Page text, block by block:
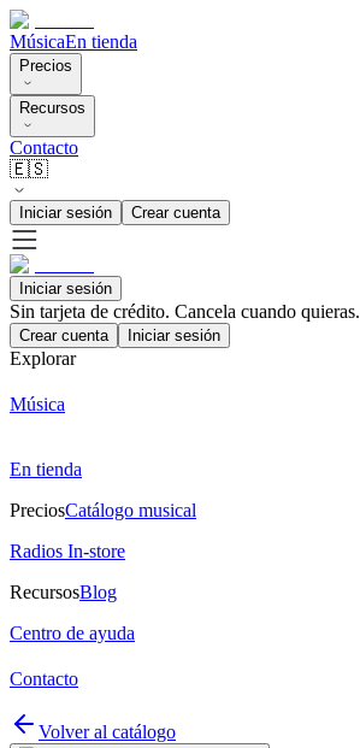
MúsicaEn tienda
Precios
Recursos
Contacto
🇪🇸
Iniciar sesión Crear cuenta
Iniciar sesión
Sin tarjeta de crédito. Cancela cuando quieras.
Crear cuenta Iniciar sesión
Explorar
Música
En tienda
PreciosCatálogo musical
Radios In-store
RecursosBlog
Centro de ayuda
Contacto
Volver al catálogo